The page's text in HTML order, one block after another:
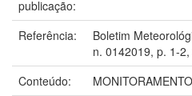
publicação:
Referência:
Boletim
n. 0142019, p. 1-
Conteúdo: